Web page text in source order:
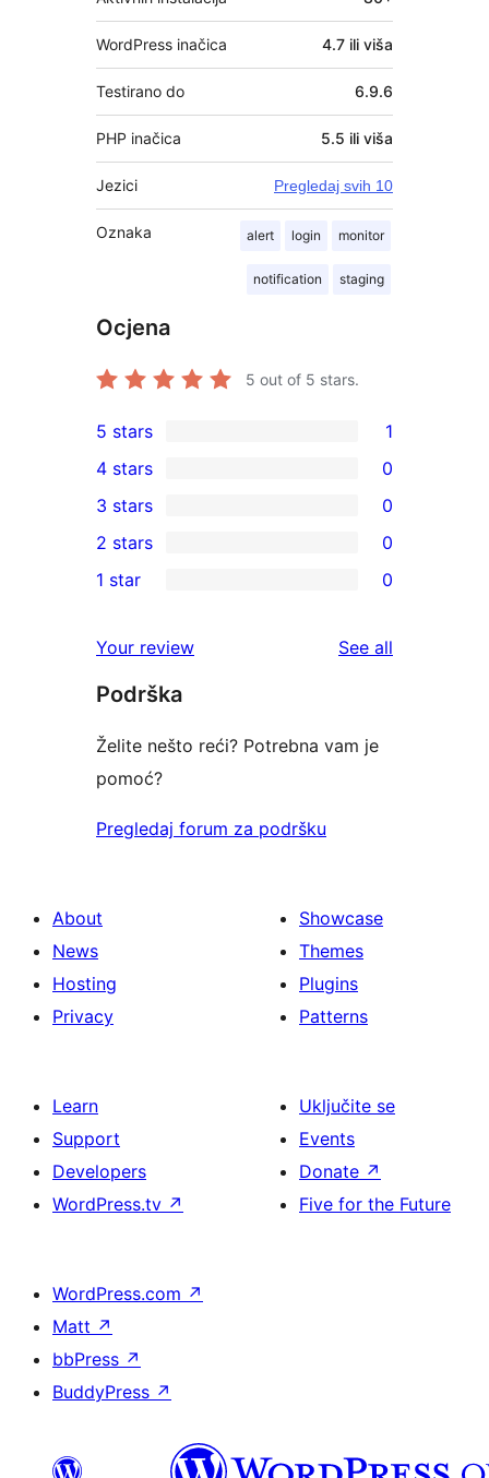
WordPress inačica 4.7 ili viša
Testirano do 6.9.6
PHP inačica 5.5 ili viša
Jezici Pregledaj svih 10
Oznaka alert login monitor
notification staging
Ocjena
5 out of 5 stars.
1
5-
star
review
5 stars 1
4-
star
reviews
4 stars 0
0
3-
star
3 stars 0
2-
reviews
2 stars 0
star
reviews
1 star 0
Your review See all
Podrška
Želite nešto reći? Potrebna vam je
pomoć?
Pregledaj forum za podršku
About
News
Hosting
Privacy
Showcase
Themes
Plugins
Patterns
Learn
Support
Developers
WordPress.tv ↗
Uključite se
Events
Donate ↗
Five for the Future
WordPress.com ↗
Matt ↗
bbPress ↗
BuddyPress ↗